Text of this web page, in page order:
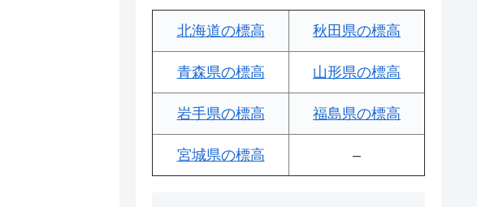
北海道の標高 秋田県の標高
青森県の標高 山形県の標高
岩手県の標高 福島県の標高
宮城県の標高 –